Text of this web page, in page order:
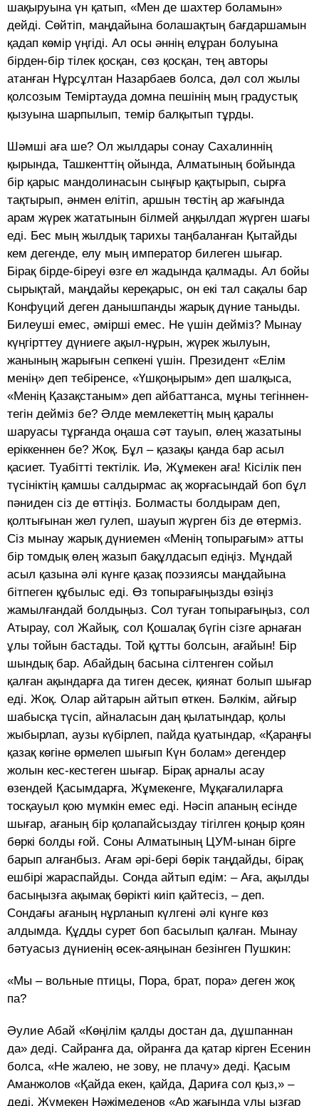
шақыруына үн қатып, «Мен де шахтер боламын»
дейді. Сөйтіп, маңдайына болашақтың бағдаршамын
қадап көмір үңгіді. Ал осы әннің елұран болуына
бірден-бір тілек қосқан, сөз қосқан, тең авторы
атанған Нұрсұлтан Назарбаев болса, дәл сол жылы
қолсозым Теміртауда домна пешінің мың градустық
қызуына шарпылып, темір балқытып тұрды.
Шәмші аға ше? Ол жылдары сонау Сахалиннің
қырында, Ташкенттің ойында, Алматының бойында
бір қарыс мандолинасын сыңғыр қақтырып, сырға
тақтырып, әнмен елітіп, аршын төстің ар жағында
арам жүрек жататынын білмей аңқылдап жүрген шағы
еді. Бес мың жылдық тарихы таңбаланған Қытайды
кем дегенде, елу мың император билеген шығар.
Бірақ бірде-біреуі өзге ел жадында қалмады. Ал бойы
сырықтай, маңдайы кереқарыс, он екі тал сақалы бар
Конфуций деген данышпанды жарық дүние таныды.
Билеуші емес, әмірші емес. Не үшін дейміз? Мынау
күңгірттеу дүниеге ақыл-нұрын, жүрек жылуын,
жанының жарығын сепкені үшін. Президент «Елім
менің» деп тебіренсе, «Үшқоңырым» деп шалқыса,
«Менің Қазақстаным» деп айбаттанса, мұны тегіннен-
тегін дейміз бе? Әлде мемлекеттің мың қаралы
шаруасы тұрғанда оңаша сәт тауып, өлең жазатыны
еріккеннен бе? Жоқ. Бұл – қазақы қанда бар асыл
қасиет. Туабітті тектілік. Иә, Жұмекен аға! Кісілік пен
түсініктің қамшы салдырмас ақ жорғасындай боп бұл
пәниден сіз де өттіңіз. Болмасты болдырам деп,
қолтығынан жел гулеп, шауып жүрген біз де өтерміз.
Сіз мынау жарық дүниемен «Менің топырағым» атты
бір томдық өлең жазып бақұлдасып едіңіз. Мұндай
асыл қазына әлі күнге қазақ поэзиясы маңдайына
бітпеген құбылыс еді. Өз топырағыңызды өзіңіз
жамылғандай болдыңыз. Сол туған топырағыңыз, сол
Атырау, сол Жайық, сол Қошалақ бүгін сізге арнаған
ұлы тойын бастады. Той құтты болсын, ағайын! Бір
шындық бар. Абайдың басына сілтенген сойыл
қалған ақындарға да тиген десек, қиянат болып шығар
еді. Жоқ. Олар айтарын айтып өткен. Бәлкім, айғыр
шабысқа түсіп, айналасын даң қылатындар, қолы
жыбырлап, аузы күбірлеп, пайда қуатындар, «Қараңғы
қазақ көгіне өрмелеп шығып Күн болам» дегендер
жолын кес-кестеген шығар. Бірақ арналы асау
өзендей Қасымдарға, Жұмекенге, Мұқағалиларға
тосқауыл қою мүмкін емес еді. Нәсіп апаның есінде
шығар, ағаның бір қолапайсыздау тігілген қоңыр қоян
бөркі болды ғой. Соны Алматының ЦУМ-ынан бірге
барып алғанбыз. Ағам әрі-бері бөрік таңдайды, бірақ
ешбірі жараспайды. Сонда айтып едім: – Аға, ақылды
басыңызға ақымақ бөрікті киіп қайтесіз, – деп.
Сондағы ағаның нұрланып күлгені әлі күнге көз
алдымда. Құдды сурет боп басылып қалған. Мынау
бәтуасыз дүниенің өсек-аяңынан безінген Пушкин:
«Мы – вольные птицы, Пора, брат, пора» деген жоқ
па?
Әулие Абай «Көңілім қалды достан да, дұшпаннан
да» деді. Сайранға да, ойранға да қатар кірген Есенин
болса, «Не жалею, не зову, не плачу» деді. Қасым
Аманжолов «Қайда екен, қайда, Дариға сол қыз,» –
деді. Жұмекен Нәжімеденов «Ар жағында ұлы ызғар